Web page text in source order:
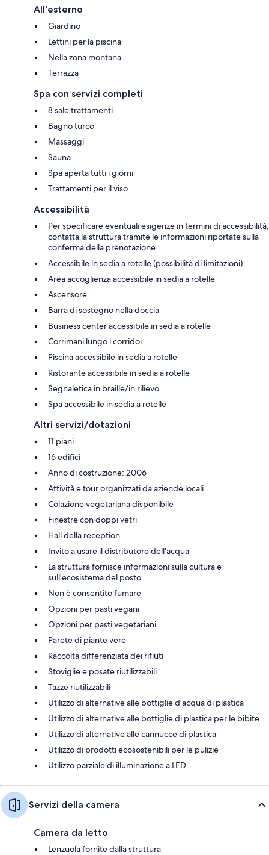
All'esterno
Giardino
Lettini per la piscina
Nella zona montana
Terrazza
Spa con servizi completi
8 sale trattamenti
Bagno turco
Massaggi
Sauna
Spa aperta tutti i giorni
Trattamenti per il viso
Accessibilità
Per specificare eventuali esigenze in termini di accessibilità,
contatta la struttura tramite le informazioni riportate sulla
conferma della prenotazione.
Accessibile in sedia a rotelle (possibilità di limitazioni)
Area accoglienza accessibile in sedia a rotelle
Ascensore
Barra di sostegno nella doccia
Business center accessibile in sedia a rotelle
Corrimani lungo i corridoi
Piscina accessibile in sedia a rotelle
Ristorante accessibile in sedia a rotelle
Segnaletica in braille/in rilievo
Spa accessibile in sedia a rotelle
Altri servizi/dotazioni
11 piani
16 edifici
Anno di costruzione: 2006
Attività e tour organizzati da aziende locali
Colazione vegetariana disponibile
Finestre con doppi vetri
Hall della reception
Invito a usare il distributore dell'acqua
La struttura fornisce informazioni sulla cultura e
sull'ecosistema del posto
Non è consentito fumare
Opzioni per pasti vegani
Opzioni per pasti vegetariani
Parete di piante vere
Raccolta differenziata dei rifiuti
Stoviglie e posate riutilizzabili
Tazze riutilizzabili
Utilizzo di alternative alle bottiglie d'acqua di plastica
Utilizzo di alternative alle bottiglie di plastica per le bibite
Utilizzo di alternative alle cannucce di plastica
Utilizzo di prodotti ecosostenibili per le pulizie
Utilizzo parziale di illuminazione a LED
Servizi della camera
Camera da letto
Lenzuola fornite dalla struttura